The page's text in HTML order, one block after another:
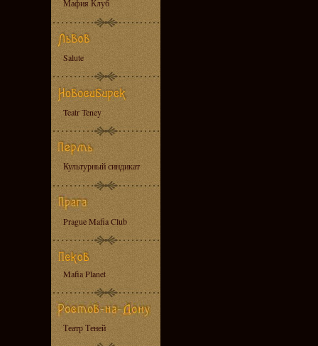
Мафия Клуб
Salute
Teatr Teney
Культурный синдикат
Prague Mafia Club
Mafia Planet
Театр Теней